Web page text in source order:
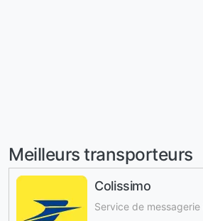
Meilleurs transporteurs
Colissimo
Service de